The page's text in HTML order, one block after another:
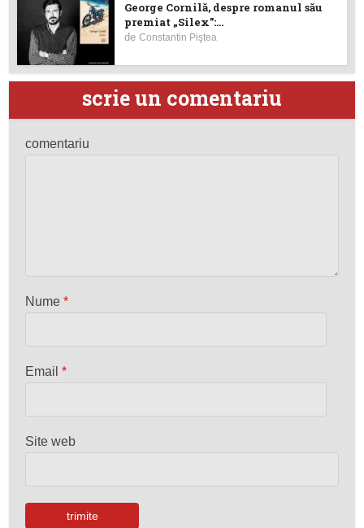
George Cornilă, despre romanul său
premiat „Silex”:...
deConstantin Piştea
scrie un comentariu
comentariu
Nume*
Email*
Site web